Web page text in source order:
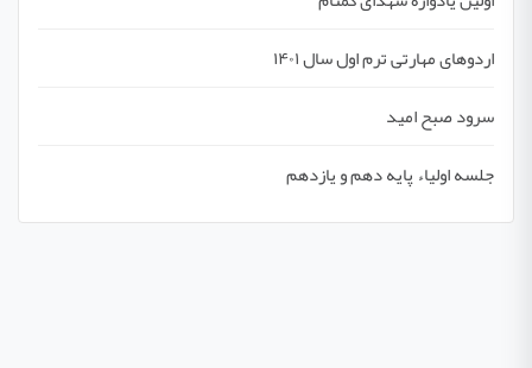
اردوهای مهارتی ترم اول سال ۱۴۰۱
سرود صبح امید
جلسه اولیاء پایه دهم و یازدهم